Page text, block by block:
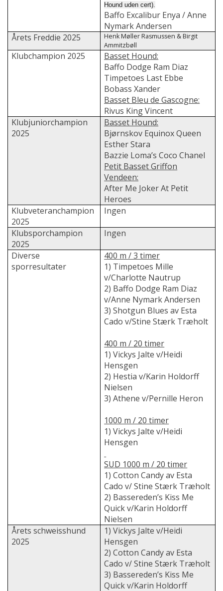
Hound uden cert).
Baffo Excalibur Enya / Anne
Nymark Andersen
Årets Freddie 2025
Henk Møller Rasmussen & Birgit
Ammitzbøll
Klubchampion 2025
Basset Hound:
Baffo Dodge Ram Diaz
Timpetoes Last Ebbe
Bobass Xander
Basset Bleu de Gascogne:
Rivus King Vincent
Klubjuniorchampion
2025
Basset Hound:
Bjørnskov Equinox Queen
Esther Stara
Bazzie Loma’s Coco Chanel
Petit Basset Griffon
Vendeen:
After Me Joker At Petit
Heroes
Klubveteranchampion
2025
Ingen
Klubsporchampion
2025
Ingen
Diverse
sporresultater
400 m / 3 timer
1) Timpetoes Mille
v/Charlotte Nautrup
2) Baffo Dodge Ram Diaz
v/Anne Nymark Andersen
3) Shotgun Blues av Esta
Cado v/Stine Stærk Træholt
400 m / 20 timer
1) Vickys Jalte v/Heidi
Hensgen
2) Hestia v/Karin Holdorff
Nielsen
3) Athene v/Pernille Heron
1000 m / 20 timer
1) Vickys Jalte v/Heidi
Hensgen
SUD 1000 m / 20 timer
1) Cotton Candy av Esta
Cado v/Stine Stærk Træholt
2) Bassereden’s Kiss Me
Quick v/Karin Holdorff
Nielsen
Årets schweisshund
2025
1) Vickys Jalte v/Heidi
Hensgen
2) Cotton Candy av Esta
Cado v/Stine Stærk Træholt
3) Bassereden’s Kiss Me
Quick v/Karin Holdorff